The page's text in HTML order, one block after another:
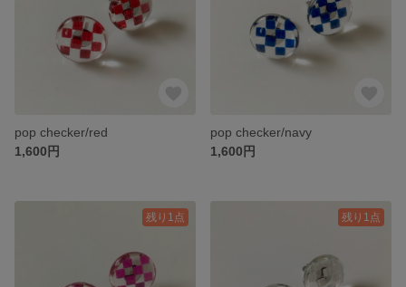
pop checker/red
1,600円
pop checker/navy
1,600円
残り1点 残り1点